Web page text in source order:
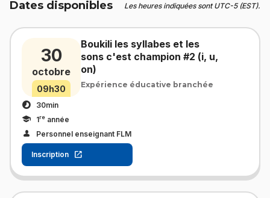
Dates disponibles Les heures indiquées sont UTC-5 (EST).
30
octobre
09h30
Boukili les syllabes et les
sons c'est champion #2 (i, u,
on)
Expérience éducative branchée
30min
1re année
Personnel enseignant FLM
Inscription